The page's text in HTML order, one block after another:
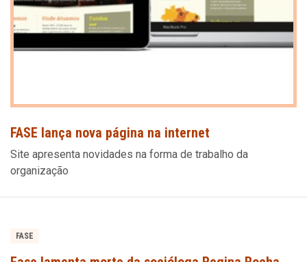
FASE lança nova página na internet
Site apresenta novidades na forma de trabalho da
organização
FASE